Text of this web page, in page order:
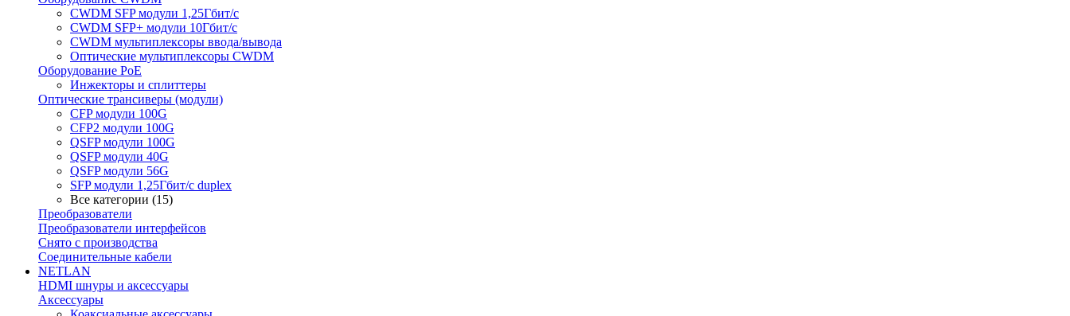
CWDM SFP модули 1,25Гбит/с
CWDM SFP+ модули 10Гбит/с
CWDM мультиплексоры ввода/вывода
Оптические мультиплексоры CWDM
Оборудование PoE
Инжекторы и сплиттеры
Оптические трансиверы (модули)
CFP модули 100G
CFP2 модули 100G
QSFP модули 100G
QSFP модули 40G
QSFP модули 56G
SFP модули 1,25Гбит/с duplex
Все категории (15)
Преобразователи
Преобразователи интерфейсов
Снято с производства
Соединительные кабели
NETLAN
HDMI шнуры и аксессуары
Аксессуары